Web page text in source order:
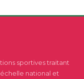
sportives traitant
national et